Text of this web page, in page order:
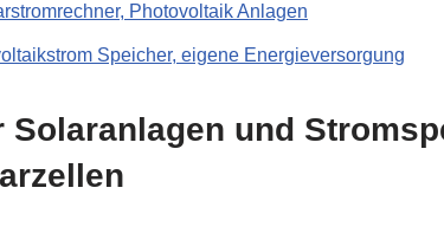
Photovoltaik Anlagen
Speicher, eigene Energieversorgung
und